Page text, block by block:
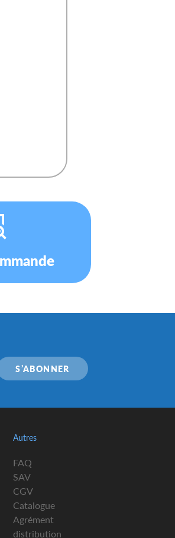
S’ABONNER
Autres
FAQ
SAV
CGV
Catalogue
Agrément
distribution